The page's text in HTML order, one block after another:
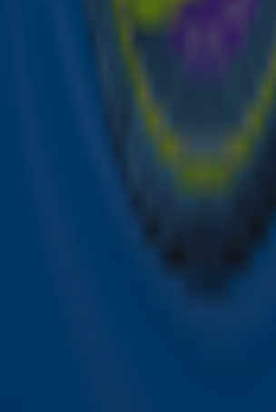
Sky Radio FM-frequenties per regio